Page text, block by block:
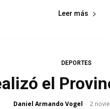
Leer más
DEPORTES
el
Daniel Armando Vogel - 2